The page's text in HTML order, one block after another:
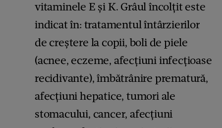
vitaminele E și K. Grâul încolțit este
indicat în: tratamentul întârzierilor
de creștere la copii, boli de piele
(acnee, eczeme, afecțiuni infecțioase
recidivante), îmbătrânire prematură,
afecțiuni hepatice, tumori ale
stomacului, cancer, afecțiuni